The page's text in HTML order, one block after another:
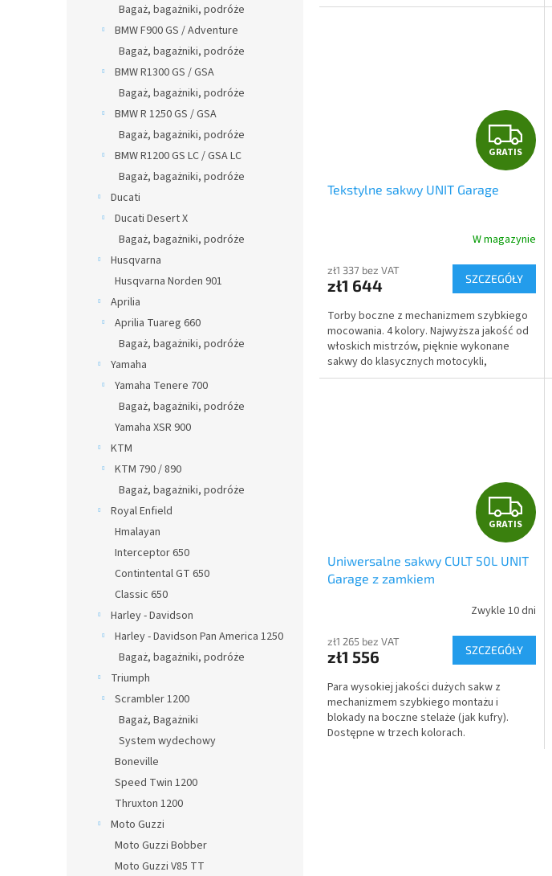
Bagaż, bagażniki, podróże
BMW F900 GS / Adventure
Bagaż, bagażniki, podróże
BMW R1300 GS / GSA
Bagaż, bagażniki, podróże
BMW R 1250 GS / GSA
Bagaż, bagażniki, podróże
BMW R1200 GS LC / GSA LC
Bagaż, bagażniki, podróże
Ducati
Ducati Desert X
Bagaż, bagażniki, podróże
Husqvarna
Husqvarna Norden 901
Aprilia
Aprilia Tuareg 660
Bagaż, bagażniki, podróże
Yamaha
Yamaha Tenere 700
Bagaż, bagażniki, podróże
Yamaha XSR 900
KTM
KTM 790 / 890
Bagaż, bagażniki, podróże
Royal Enfield
Hmalayan
Interceptor 650
Contintental GT 650
Classic 650
Harley - Davidson
Harley - Davidson Pan America 1250
Bagaż, bagażniki, podróże
Triumph
Scrambler 1200
Bagaż, Bagażniki
System wydechowy
Boneville
Speed Twin 1200
Thruxton 1200
Moto Guzzi
Moto Guzzi Bobber
Moto Guzzi V85 TT
G
R
T
I
S
GRATIS
Tekstylne sakwy UNIT Garage
W magazynie
zł1 337 bez VAT
zł1 644 SZCZEGÓŁY
Torby boczne z mechanizmem szybkiego
mocowania. 4 kolory. Najwyższa jakość od
włoskich mistrzów, pięknie wykonane
sakwy do klasycznych motocykli,
scramblerów i motocykli café racer.
G
R
A
T
I
S
GRATIS
Uniwersalne sakwy CULT 50L UNIT
Garage z zamkiem
Zwykle 10 dni
zł1 265 bez VAT
zł1 556 SZCZEGÓŁY
Para wysokiej jakości dużych sakw z
mechanizmem szybkiego montażu i
blokady na boczne stelaże (jak kufry).
Dostępne w trzech kolorach.